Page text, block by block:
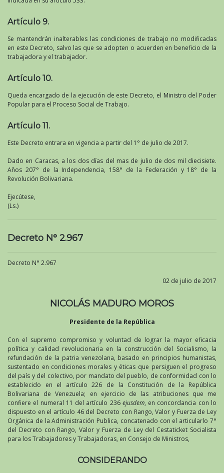
Artículo 9.
Se mantendrán inalterables las condiciones de trabajo no modificadas
en este Decreto, salvo las que se adopten o acuerden en beneficio de la
trabajadora y el trabajador.
Artículo 10.
Queda encargado de la ejecución de este Decreto, el Ministro del Poder
Popular para el Proceso Social de Trabajo.
Artículo 11.
Este Decreto entrara en vigencia a partir del 1° de julio de 2017.
Dado en Caracas, a los dos días del mas de julio de dos mil diecisiete.
Años 207° de la Independencia, 158° de la Federación y 18° de la
Revolución Bolivariana.
Ejecútese,
(Ls.)
Decreto N° 2.967
Decreto N° 2.967
02 de julio de 2017
NICOLÁS MADURO MOROS
Presidente de la República
Con el supremo compromiso y voluntad de lograr la mayor eficacia
política y calidad revolucionaria en la construcción del Socialismo, la
refundación de la patria venezolana, basado en principios humanistas,
sustentado en condiciones morales y éticas que persiguen el progreso
del país y del colectivo, por mandato del pueblo, de conformidad con lo
establecido en el artículo 226 de la Constitución de la República
Bolivariana de Venezuela; en ejercicio de las atribuciones que me
confiere el numeral 11 del artículo 236 ejusdem, en concordancia con lo
dispuesto en el artículo 46 del Decreto con Rango, Valor y Fuerza de Ley
Orgánica de la Administración Publica, concatenado con el articularlo 7°
del Decreto con Rango, Valor y Fuerza de Ley del Cestaticket Socialista
para los Trabajadores y Trabajadoras, en Consejo de Ministros,
CONSIDERANDO